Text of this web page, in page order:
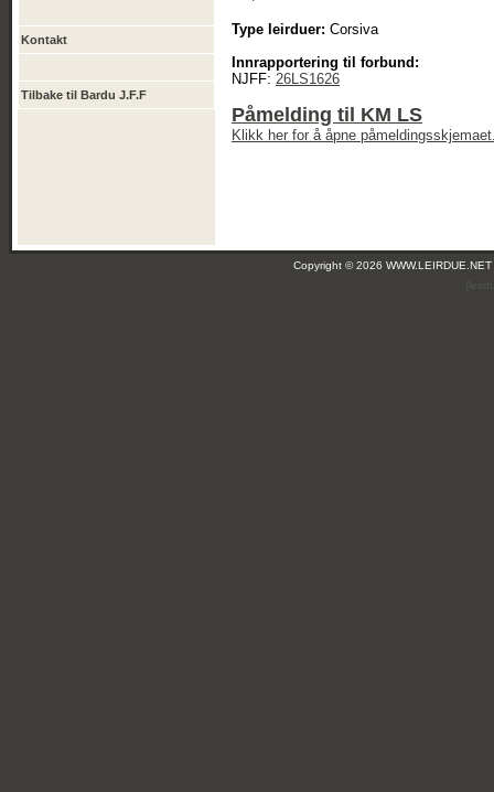
Kontakt
Tilbake til Bardu J.F.F
Type leirduer: Corsiva
Innrapportering til forbund:
NJFF: 26LS1626
Påmelding til KM LS
Klikk her for å åpne
Copyright © 2026